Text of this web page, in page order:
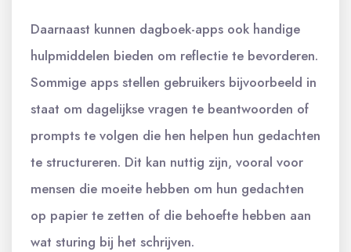
Daarnaast kunnen dagboek-apps ook handige
hulpmiddelen bieden om reflectie te bevorderen.
Sommige apps stellen gebruikers bijvoorbeeld in
staat om dagelijkse vragen te beantwoorden of
prompts te volgen die hen helpen hun gedachten
te structureren. Dit kan nuttig zijn, vooral voor
mensen die moeite hebben om hun gedachten
op papier te zetten of die behoefte hebben aan
wat sturing bij het schrijven.